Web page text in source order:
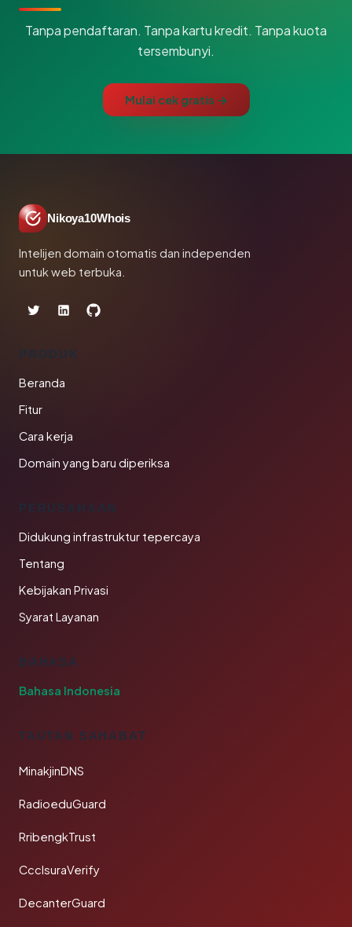
Tanpa pendaftaran. Tanpa kartu kredit. Tanpa kuota
tersembunyi.
Mulai cek gratis →
Nikoya10Whois
Intelijen domain otomatis dan independen
untuk web terbuka.
PRODUK
Beranda
Fitur
Cara kerja
Domain yang baru diperiksa
PERUSAHAAN
Didukung infrastruktur tepercaya
Tentang
Kebijakan Privasi
Syarat Layanan
BAHASA
Bahasa Indonesia
TAUTAN SAHABAT
MinakjinDNS
RadioeduGuard
RribengkTrust
CcclsuraVerify
DecanterGuard